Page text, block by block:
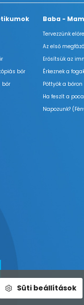
bőr
bőr
Baba -
Tervezzünk előre
Az első
Erősítsük az
Érkeznek a
Pöttyök a bőron
Ha feszít a
Napozunk?
Süti beállítások